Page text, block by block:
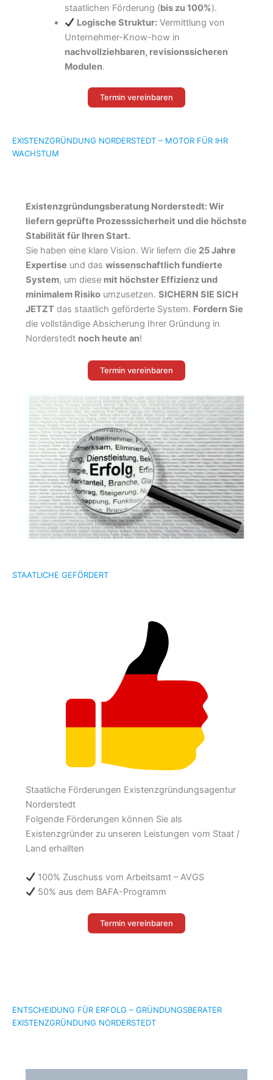
staatlichen Förderung (bis zu 100%).
Logische Struktur: Vermittlung von
Unternehmer-Know-how in
nachvollziehbaren, revisionssicheren
Modulen.
Termin vereinbaren
EXISTENZGRÜNDUNG NORDERSTEDT – MOTOR FÜR IHR
WACHSTUM
Existenzgründungsberatung Norderstedt: Wir
liefern geprüfte Prozesssicherheit und die höchste
Stabilität für Ihren Start.
Sie haben eine klare Vision. Wir liefern die 25 Jahre
Expertise und das wissenschaftlich fundierte
System, um diese mit höchster Effizienz und
minimalem Risikoumzusetzen. SICHERN SIE SICH
JETZTdas staatlich geförderte System. Fordern Sie
die vollständige Absicherung Ihrer Gründung in
Norderstedt noch heute an!
Termin vereinbaren
STAATLICHE GEFÖRDERT
Staatliche Förderungen Existenzgründungsagentur
Norderstedt
Folgende Förderungen können Sie als
Existenzgründer zu unseren Leistungen vom Staat /
Land erhallten
100% Zuschuss vom Arbeitsamt – AVGS
50% aus dem BAFA-Programm
Termin vereinbaren
ENTSCHEIDUNG FÜR ERFOLG – GRÜNDUNGSBERATER
EXISTENZGRÜNDUNG NORDERSTEDT